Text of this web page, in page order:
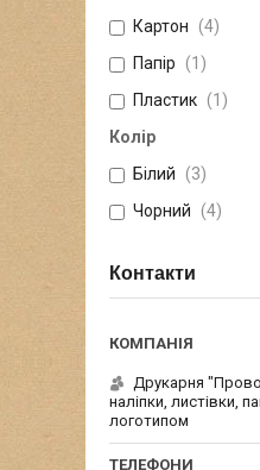
Картон
4
Папір
1
Пластик
1
Колір
Білий
3
Чорний
4
Контакти
Друкарня
наліпки, листівки,
логотипом